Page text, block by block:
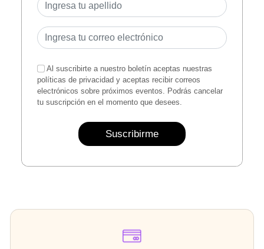
Al suscribirte a nuestro boletín aceptas nuestras
políticas de privacidad y aceptas recibir correos
electrónicos sobre próximos eventos. Podrás cancelar
tu suscripción en el momento que desees.
Suscribirme